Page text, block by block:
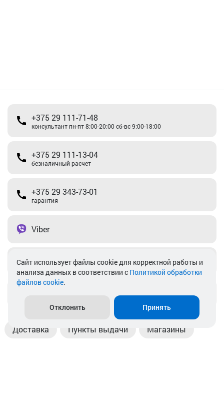
+375 29 111-71-48
консультант пн-пт 8:00-20:00 сб-вс 9:00-18:00
+375 29 111-13-04
безналичный расчет
+375 29 343-73-01
гарантия
Viber
Telegram
Доставка Пункты выдачи Магазины
Cайт использует файлы cookie для корректной работы и
анализа данных в соответствии с Политикой обработки
файлов cookie.
Отклонить Принять